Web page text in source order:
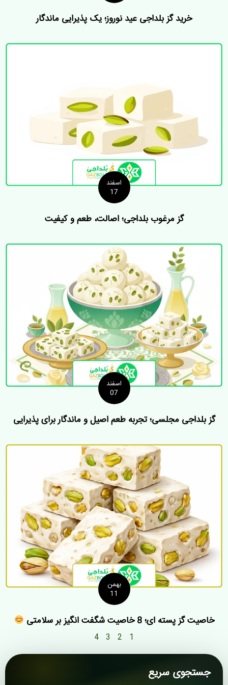
خرید گز بلداجی عید نوروز؛ یک پذیرایی ماندگار
اسفند
17
گز مرغوب بلداجی؛ اصالت، طعم و کیفیت
اسفند
07
گز بلداجی مجلسی؛ تجربه طعم اصیل و ماندگار برای پذیرایی
بهمن
11
خاصیت گز پسته ای؛ 8 خاصیت شگفت انگیز بر سلامتی
1
2
3
4
جستجوی سریع